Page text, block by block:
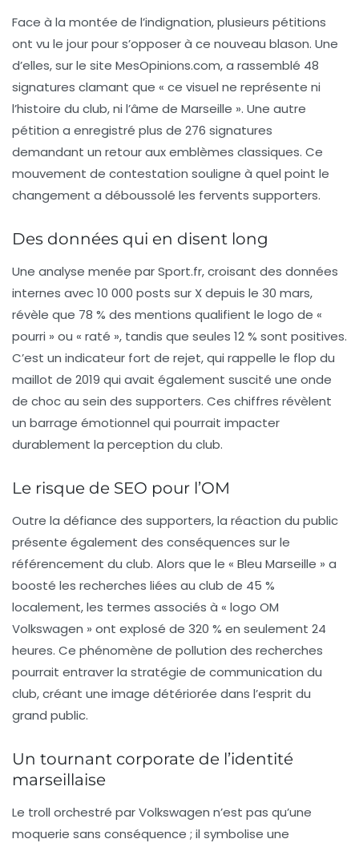
Face à la montée de l’indignation, plusieurs pétitions
ont vu le jour pour s’opposer à ce nouveau blason. Une
d’elles, sur le site MesOpinions.com, a rassemblé 48
signatures clamant que « ce visuel ne représente ni
l’histoire du club, ni l’âme de Marseille ». Une autre
pétition a enregistré plus de 276 signatures
demandant un retour aux emblèmes classiques. Ce
mouvement de contestation souligne à quel point le
changement a déboussolé les fervents supporters.
Des données qui en disent long
Une analyse menée par Sport.fr, croisant des données
internes avec 10 000 posts sur X depuis le 30 mars,
révèle que 78 % des mentions qualifient le logo de «
pourri » ou « raté », tandis que seules 12 % sont positives.
C’est un indicateur fort de rejet, qui rappelle le flop du
maillot de 2019 qui avait également suscité une onde
de choc au sein des supporters. Ces chiffres révèlent
un barrage émotionnel qui pourrait impacter
durablement la perception du club.
Le risque de SEO pour l’OM
Outre la défiance des supporters, la réaction du public
présente également des conséquences sur le
référencement du club. Alors que le « Bleu Marseille » a
boosté les recherches liées au club de 45 %
localement, les termes associés à « logo OM
Volkswagen » ont explosé de 320 % en seulement 24
heures. Ce phénomène de pollution des recherches
pourrait entraver la stratégie de communication du
club, créant une image détériorée dans l’esprit du
grand public.
Un tournant corporate de l’identité
marseillaise
Le troll orchestré par Volkswagen n’est pas qu’une
moquerie sans conséquence ; il symbolise une